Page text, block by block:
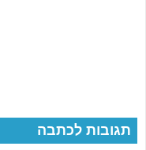
תגובות לכתבה